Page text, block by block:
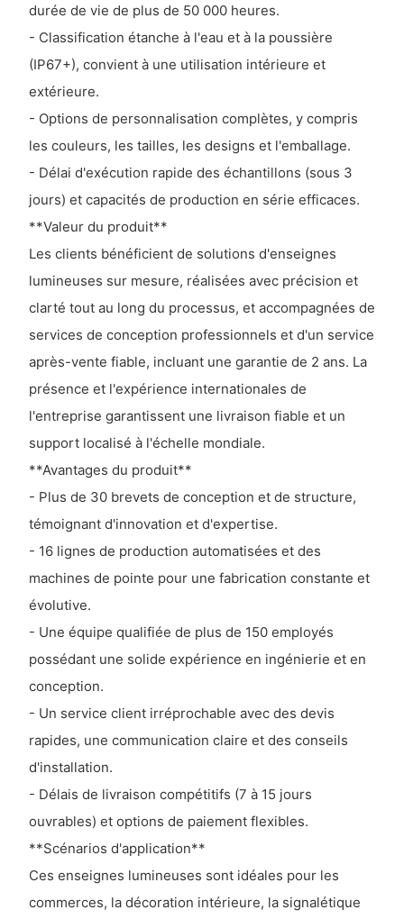
durée de vie de plus de 50 000 heures.
- Classification étanche à l'eau et à la poussière
(IP67+), convient à une utilisation intérieure et
extérieure.
- Options de personnalisation complètes, y compris
les couleurs, les tailles, les designs et l'emballage.
- Délai d'exécution rapide des échantillons (sous 3
jours) et capacités de production en série efficaces.
**Valeur du produit**
Les clients bénéficient de solutions d'enseignes
lumineuses sur mesure, réalisées avec précision et
clarté tout au long du processus, et accompagnées de
services de conception professionnels et d'un service
après-vente fiable, incluant une garantie de 2 ans. La
présence et l'expérience internationales de
l'entreprise garantissent une livraison fiable et un
support localisé à l'échelle mondiale.
**Avantages du produit**
- Plus de 30 brevets de conception et de structure,
témoignant d'innovation et d'expertise.
- 16 lignes de production automatisées et des
machines de pointe pour une fabrication constante et
évolutive.
- Une équipe qualifiée de plus de 150 employés
possédant une solide expérience en ingénierie et en
conception.
- Un service client irréprochable avec des devis
rapides, une communication claire et des conseils
d'installation.
- Délais de livraison compétitifs (7 à 15 jours
ouvrables) et options de paiement flexibles.
**Scénarios d'application**
Ces enseignes lumineuses sont idéales pour les
commerces, la décoration intérieure, la signalétique